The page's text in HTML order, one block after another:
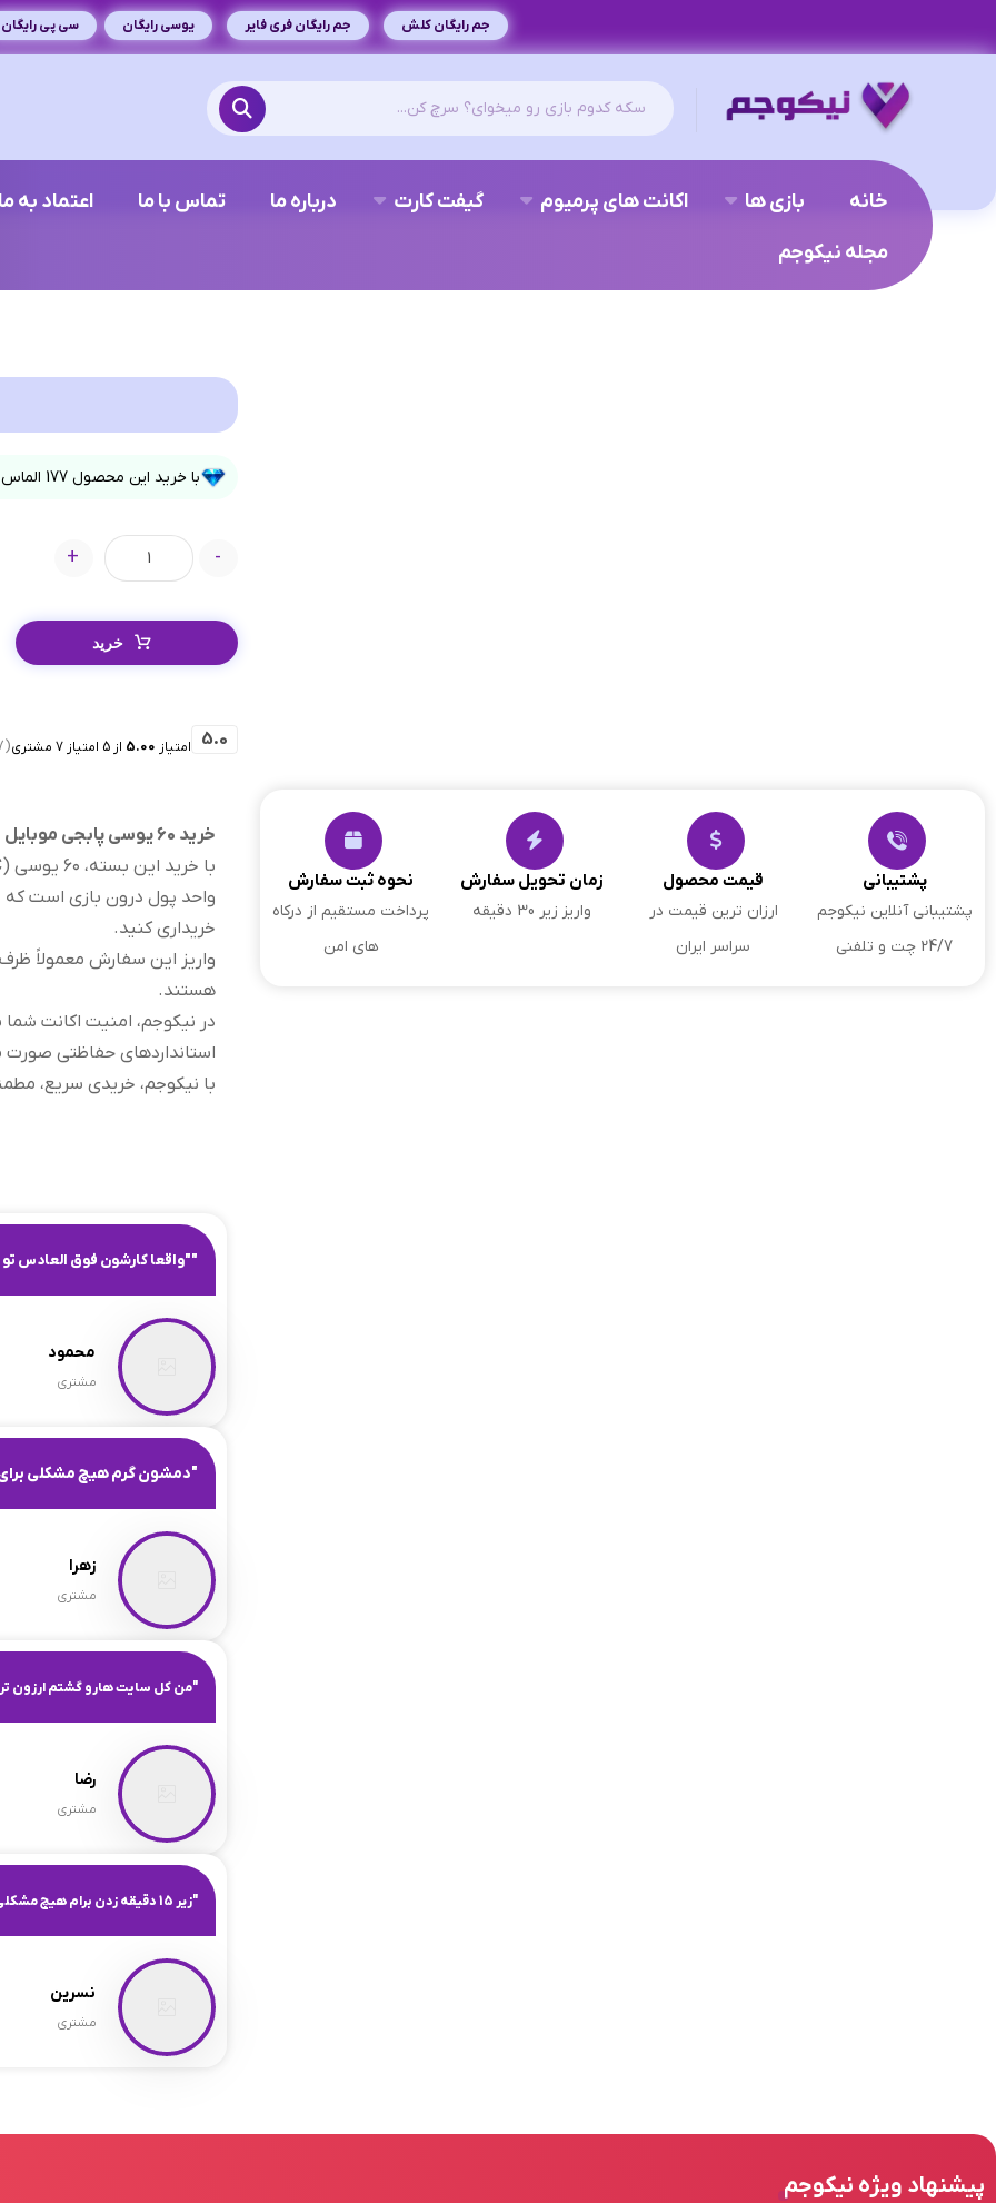
سی پی رایگان یوسی رایگان جم رایگان فری فایر جم رایگان کلش
خانه بازی ها اکانت های پرمیوم گیفت کارت درباره ما تماس با ما
اعتماد به
مجله نیکوجم
پشتیبانی
پشتیبانی آنلاین نیکوجم
24/7 چت و تلفنی
قیمت محصول
ارزان ترین قیمت در
سراسر ایران
زمان تحویل سفارش
واریز زیر 30 دقیقه
نحوه ثبت سفارش
پرداخت مستقیم از درکاه
های امن
با خرید این محصول 177
-
+
خرید
5.0 امتیاز 5.00 از 5 امتیاز 7 مشتری(7 Rating)
خرید ۶۰ یوسی پابجی موبایل
واحد پول درون بازی است که
خریداری کنید.
هستند.
در نیکوجم، امنیت اکانت شما
استانداردهای حفاظتی صورت
با نیکوجم، خریدی سریع،
""واقعا کارشون فوق العادس تو
محمود
مشتری
"دمشون گرم هیچ مشکلی
زهرا
مشتری
"من کل سایت هارو گشتم ارزون
رضا
مشتری
"زیر 15 دقیقه زدن برام هیچ مشکلی هم برای اکانتم پیش نیومد ایول واقعا"
نسرین
مشتری
پیشنهاد ویژه نیکوجم